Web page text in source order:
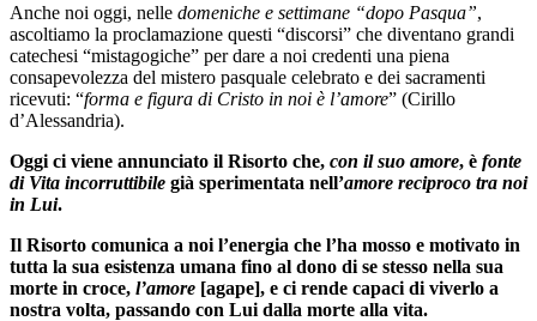
Anche noi oggi, nelle domeniche e settimane “dopo Pasqua”,
ascoltiamo la proclamazione questi “discorsi” che diventano grandi
catechesi “mistagogiche” per dare a noi credenti una piena
consapevolezza del mistero pasquale celebrato e dei sacramenti
ricevuti: “forma e figura di Cristo in noi è l’amore” (Cirillo
d’Alessandria).
Oggi ci viene annunciato il Risorto che, con il suo amore, è fonte
di Vita incorruttibile già sperimentata nell’amore reciproco tra noi
in Lui.
Il Risorto comunica a noi l’energia che l’ha mosso e motivato in
tutta la sua esistenza umana fino al dono di se stesso nella sua
morte in croce, l’amore [agape], e ci rende capaci di viverlo a
nostra volta, passando con Lui dalla morte alla vita.